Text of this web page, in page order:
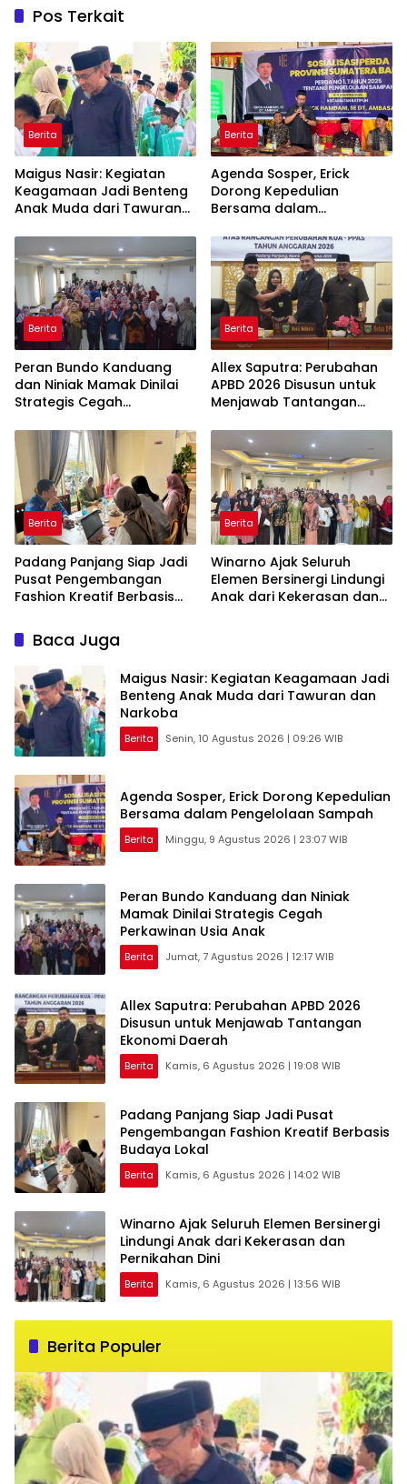
Pos Terkait
Berita
Maigus Nasir: Kegiatan
Keagamaan Jadi Benteng
Anak Muda dari Tawuran
Berita
Agenda Sosper, Erick
Dorong Kepedulian
Bersama dalam
Berita
Peran Bundo Kanduang
dan Niniak Mamak Dinilai
Strategis Cegah
Berita
Allex Saputra: Perubahan
APBD 2026 Disusun untuk
Menjawab Tantangan
Berita
Padang Panjang Siap Jadi
Pusat Pengembangan
Fashion Kreatif Berbasis
Berita
Winarno Ajak Seluruh
Elemen Bersinergi Lindungi
Anak dari Kekerasan dan
Baca Juga
Maigus Nasir: Kegiatan Keagamaan Jadi
Benteng Anak Muda dari Tawuran dan
Narkoba
Berita Senin, 10 Agustus 2026 | 09:26 WIB
Agenda Sosper, Erick Dorong Kepedulian
Bersama dalam Pengelolaan Sampah
Berita Minggu, 9 Agustus 2026 | 23:07 WIB
Peran Bundo Kanduang dan Niniak
Mamak Dinilai Strategis Cegah
Perkawinan Usia Anak
Berita Jumat, 7 Agustus 2026 | 12:17 WIB
Allex Saputra: Perubahan APBD 2026
Disusun untuk Menjawab Tantangan
Ekonomi Daerah
Berita Kamis, 6 Agustus 2026 | 19:08 WIB
Padang Panjang Siap Jadi Pusat
Pengembangan Fashion Kreatif Berbasis
Budaya Lokal
Berita Kamis, 6 Agustus 2026 | 14:02 WIB
Winarno Ajak Seluruh Elemen Bersinergi
Lindungi Anak dari Kekerasan dan
Pernikahan Dini
Berita Kamis, 6 Agustus 2026 | 13:56 WIB
Berita Populer